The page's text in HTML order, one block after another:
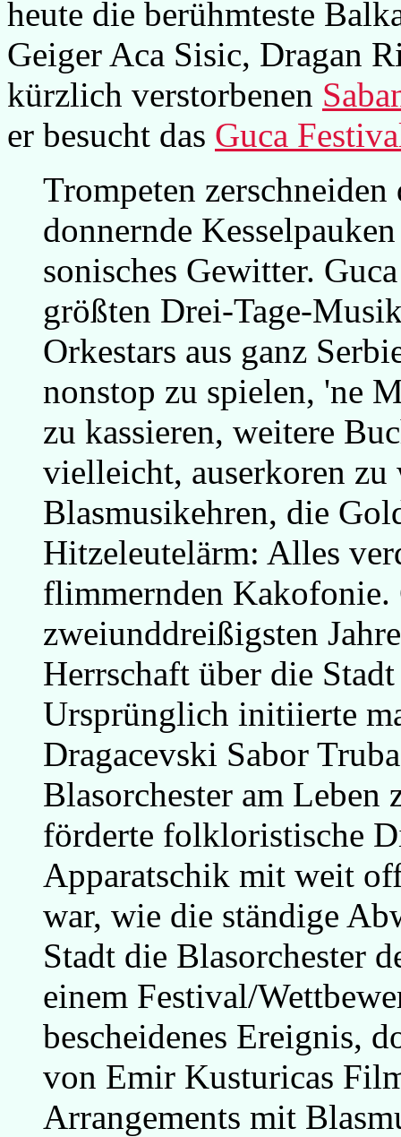
heute die berühmteste
Geiger Aca Sisic, Dragan
kürzlich verstorbenen
er besucht das Guca
Trompeten
donnernde
sonisches Gewitter.
größten Drei-Tage-
Orkestars aus ganz
nonstop zu spielen, 'ne
zu kassieren, weitere
vielleicht, auserkoren
Blasmusikehren, die
Hitzeleutelärm: Alles
flimmernden Kakofonie.
zweiunddreißigsten
Herrschaft über die
Ursprünglich initiierte
Dragacevski Sabor
Blasorchester am Leben
förderte folkloristische
Apparatschik mit weit
war, wie die ständige
Stadt die Blasorchester
einem Festival/
bescheidenes Ereignis,
von Emir Kusturicas
Arrangements mit